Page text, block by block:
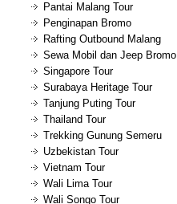
Pantai Malang Tour
Penginapan Bromo
Rafting Outbound Malang
Sewa Mobil dan Jeep Bromo
Singapore Tour
Surabaya Heritage Tour
Tanjung Puting Tour
Thailand Tour
Trekking Gunung Semeru
Uzbekistan Tour
Vietnam Tour
Wali Lima Tour
Wali Songo Tour